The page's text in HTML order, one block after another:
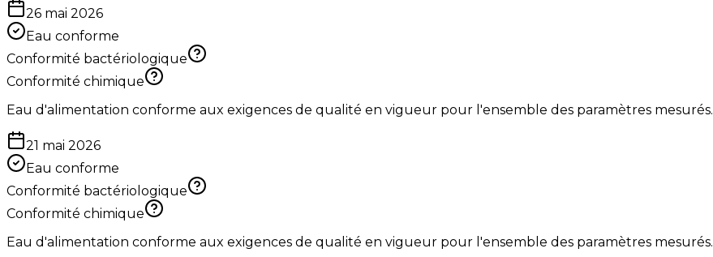
26 mai 2026
Eau conforme
Conformité bactériologique
Conformité chimique
Eau d'alimentation conforme aux exigences de qualité en vigueur pour l'ensemble des paramètres mesurés.
21 mai 2026
Eau conforme
Conformité bactériologique
Conformité chimique
Eau d'alimentation conforme aux exigences de qualité en vigueur pour l'ensemble des paramètres mesurés.